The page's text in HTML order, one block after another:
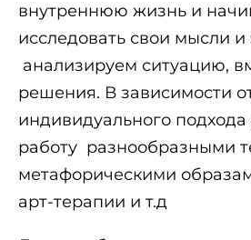
внутреннюю жизнь и
исследовать свои мысли и
анализируем ситуацию,
решения. В зависимости
индивидуального
работу разнообразными
метафорическими
арт-терапии и т.д